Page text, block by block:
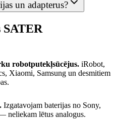
un adapterus?
robotputekļsūcējus. iRobot,
Xiaomi, Samsung un desmitiem
Izgatavojam baterijas no Sony,
neliekam lētus analogus.